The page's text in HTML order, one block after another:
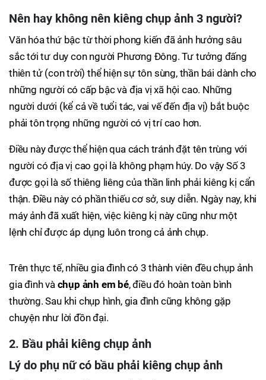
Nên hay không nên kiêng chụp ảnh 3 người?
Văn hóa thứ bậc từ thời phong kiến đã ảnh hưởng sâu
sắc tới tư duy con người Phương Đông. Tư tưởng đấng
thiên tử (con trời) thể hiện sự tôn sùng, thần bái dành cho
những người có cấp bậc và địa vị xã hội cao. Những
người dưới (kể cả về tuổi tác, vai vế đến địa vị) bắt buộc
phải tôn trọng những người có vị trí cao hơn.
Điều này được thể hiện qua cách tránh đặt tên trùng với
người có địa vị cao gọi là không phạm húy. Do vậy Số 3
được gọi là số thiêng liêng của thần linh phải kiêng kị cẩn
thận. Điều này có phần thiếu cơ sở, suy diễn. Ngày nay, khi
máy ảnh đã xuất hiện, việc kiêng kị này cũng như một
lệnh chỉ được áp dụng luôn trong cả ảnh chụp.
Trên thực tế, nhiều gia đình có 3 thành viên đều chụp ảnh
gia đình và chụp ảnh em bé, điều đó hoàn toàn bình
thường. Sau khi chụp hình, gia đình cũng không gặp
chuyện như lời đồn đại.
2. Bầu phải kiêng chụp ảnh
Lý do phụ nữ có bầu phải kiêng chụp ảnh